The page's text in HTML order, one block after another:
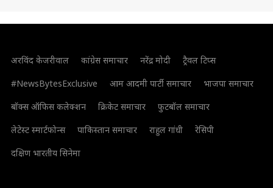
अरविंद केजरीवाल कांग्रेस समाचार नरेंद्र मोदी
ट्रैवल टिप्स
#NewsBytesExclusive
आम आदमी पार्टी समाचार
भाजपा समाचार
बॉक्स ऑफिस कलेक्शन
क्रिकेट समाचार
फुटबॉल समाचार
लेटेस्ट स्मार्टफोन्स
पाकिस्तान समाचार राहुल गांधी
रेसिपी
दक्षिण भारतीय सिनेमा